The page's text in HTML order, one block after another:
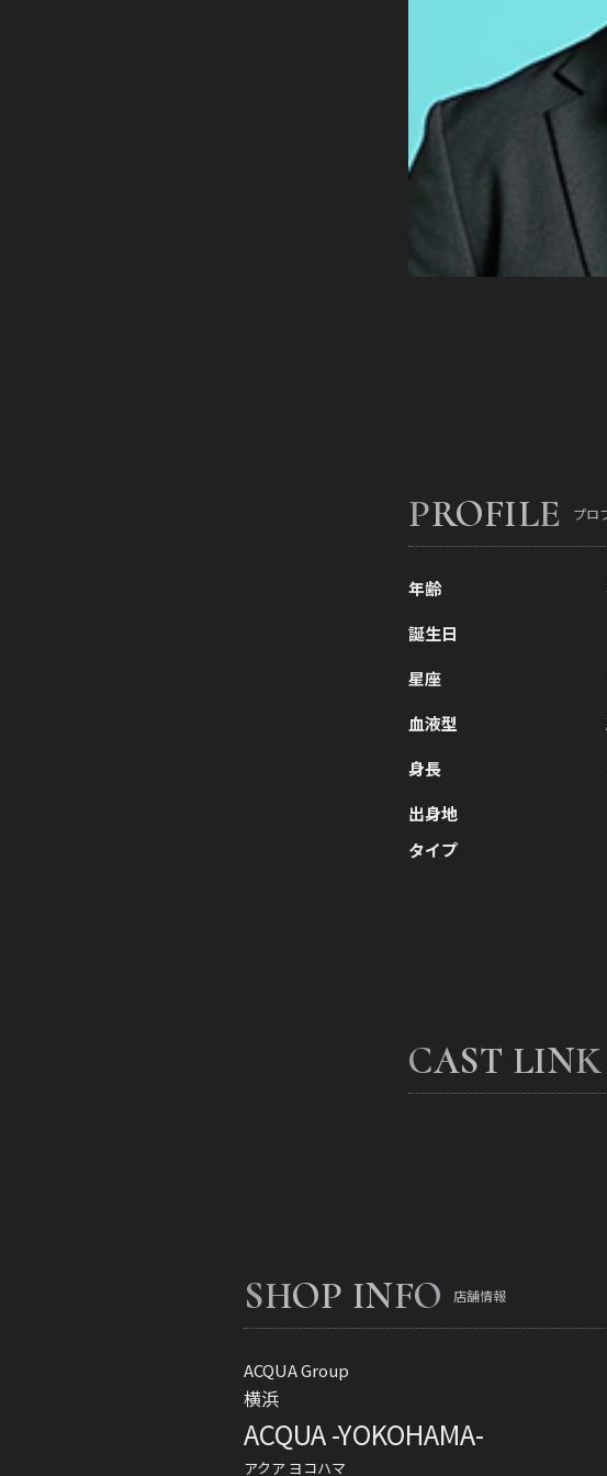
PROFILE プロ
年齢
誕生日
星座
血液型
身長
出身地
タイプ
CAST LINK
SHOP INFO 店舗情報
ACQUA Group
横浜
ACQUA -YOKOHAMA-
アクア ヨコハマ